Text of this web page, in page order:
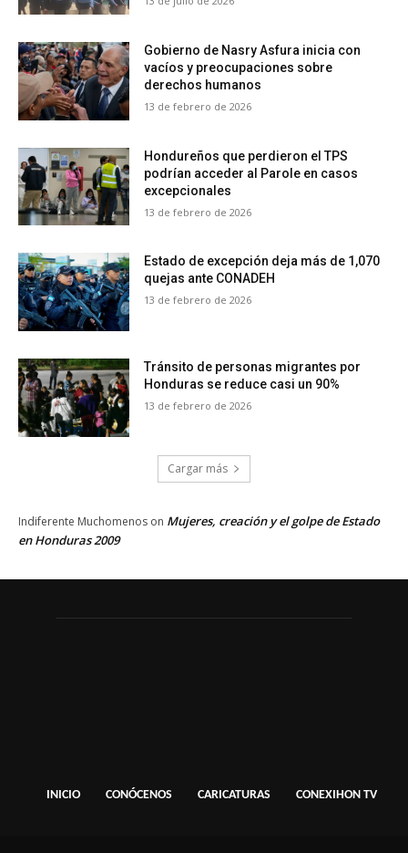
Gobierno de Nasry Asfura inicia con
vacíos y preocupaciones sobre
derechos humanos
13 de febrero de 2026
Hondureños que perdieron el TPS
podrían acceder al Parole en casos
excepcionales
13 de febrero de 2026
Estado de excepción deja más de 1,070
quejas ante CONADEH
13 de febrero de 2026
Tránsito de personas migrantes por
Honduras se reduce casi un 90%
13 de febrero de 2026
Cargar más
Indiferente Muchomenos on Mujeres, creación y el golpe de Estado
en Honduras 2009
INICIO CONÓCENOS CARICATURAS CONEXIHON TV